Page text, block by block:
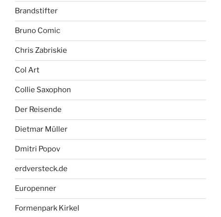
Brandstifter
Bruno Comic
Chris Zabriskie
Col Art
Collie Saxophon
Der Reisende
Dietmar Müller
Dmitri Popov
erdversteck.de
Europenner
Formenpark Kirkel